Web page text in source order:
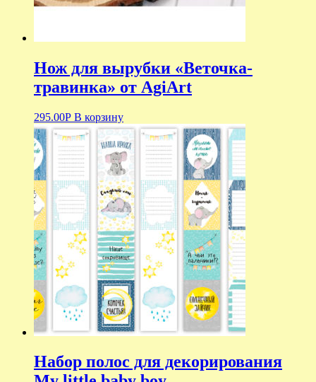
Нож для вырубки «Веточка-
травинка» от AgiArt
295.00Р В корзину
Набор полос для декорирования